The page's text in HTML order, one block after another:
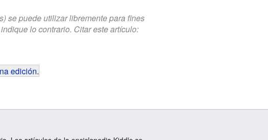
se puede utilizar libremente para fines
lo contrario. Citar este artículo:
edición.